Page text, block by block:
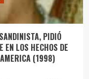
PIDIÓ
EN LOS HECHOS DE
(1998)